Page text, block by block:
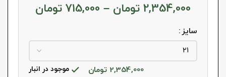
2,354,000 تومان –
715,000 تومان
سایز
2,354,000 تومان موجود در انبار